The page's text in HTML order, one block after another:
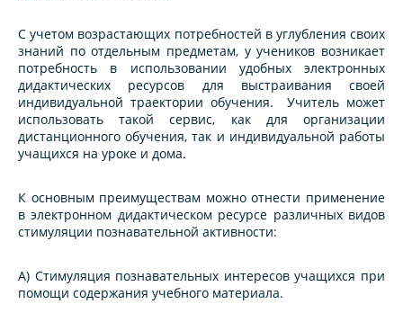
С учетом возрастающих потребностей в углубления своих
знаний по отдельным предметам, у учеников возникает
потребность в использовании удобных электронных
дидактических ресурсов для выстраивания своей
индивидуальной траектории обучения. Учитель может
использовать такой сервис, как для организации
дистанционного обучения, так и индивидуальной работы
учащихся на уроке и дома.
К основным преимуществам можно отнести применение
в электронном дидактическом ресурсе различных видов
стимуляции познавательной активности:
А) Стимуляция познавательных интересов учащихся при
помощи содержания учебного материала.